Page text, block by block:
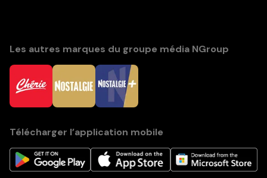
Les autres marques du groupe média NGroup
Télécharger l’application mobile